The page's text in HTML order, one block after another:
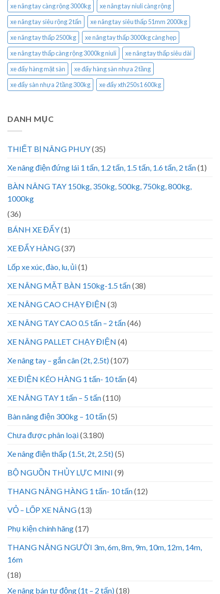
xe nâng tay càng rộng 3000kg
xe nâng tay niuli càng rộng
xe nâng tay siêu rộng 2 tấn
xe nâng tay siêu thấp 51mm 2000kg
xe nâng tay thấp 2500kg
xe nâng tay thấp 3000kg càng hẹp
xe nâng tay thấp càng rộng 3000kg niuli
xe nâng tay thấp siêu dài
xe đẩy hàng mặt sàn
xe đẩy hàng sàn nhựa 2 tầng
xe đẩy sàn nhựa 2 tầng 300kg
xe đẩy xth250s1 600kg
DANH MỤC
THIẾT BỊ NÂNG PHUY(35)
Xe nâng điện đứng lái 1 tấn, 1.2 tấn, 1.5 tấn, 1.6 tấn, 2 tấn(1)
BÀN NÂNG TAY 150kg, 350kg, 500kg, 750kg, 800kg,
1000kg
(36)
BÁNH XE ĐẨY(1)
XE ĐẨY HÀNG(37)
Lốp xe xúc, đào, lu, ủi(1)
XE NÂNG MẶT BÀN 150kg-1.5 tấn(38)
XE NÂNG CAO CHẠY ĐIỆN (3)
XE NÂNG TAY CAO 0.5 tấn – 2 tấn(46)
XE NÂNG PALLET CHẠY ĐIỆN (4)
Xe nâng tay – gắn cân (2t, 2.5t)(107)
XE ĐIỆN KÉO HÀNG 1 tấn- 10 tấn(4)
XE NÂNG TAY 1 tấn – 5 tấn(110)
Bàn nâng điện 300kg – 10 tấn(5)
Chưa được phân loại(3.180)
Xe nâng điện thấp (1.5t, 2t, 2.5t)(5)
BỘ NGUỒN THỦY LỰC MINI (9)
THANG NÂNG HÀNG 1 tấn- 10 tấn(12)
VỎ – LỐP XE NÂNG(13)
Phụ kiện chính hãng(17)
THANG NÂNG NGƯỜI 3m, 6m, 8m, 9m, 10m, 12m, 14m,
16m
(18)
Xe nâng bán tự động (1t – 2 tấn)(18)